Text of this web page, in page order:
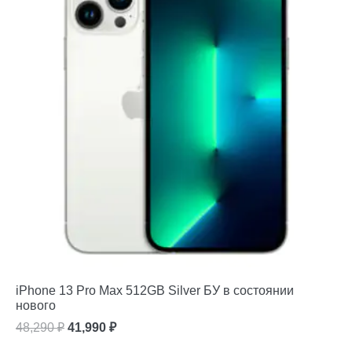
iPhone 13 Pro Max 512GB Silver БУ в состоянии
нового
48,290₽ Первоначальная
41,990 ₽Текущая